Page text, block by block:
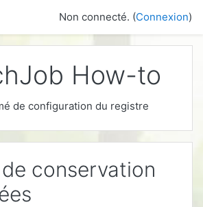
Non connecté. (Connexion)
How-to
de configuration du registre
de conservation